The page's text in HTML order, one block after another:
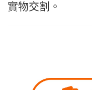
實物交割。